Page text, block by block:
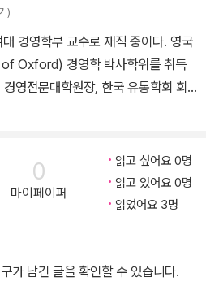
)
경영학부 교수로 재직 중이다. 영국
Oxford) 경영학 박사학위를 취득
영전문대학원장, 한국 유통학회 회
주제로 110여 편의 논문을 국내외 학
유통학술상(최우수상)을 수상했다. 저
엔진: 디자인·브랜드·명성』(2006),
케팅』(2022) 등 16권이 있다.
0
마이페이퍼
읽고 싶어요 0명
읽고 있어요 0명
읽었어요 3명
가 남긴 글을 확인할 수 있습니다.